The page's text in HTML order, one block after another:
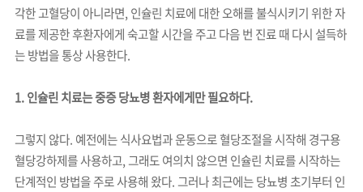
각한 고혈당이 아니라면, 인슐린 치료에 대한 오해를 불식시키기 위한 자
료를 제공한 후환자에게 숙고할 시간을 주고 다음 번 진료 때 다시 설득하
는 방법을 통상 사용한다.
1. 인슐린 치료는 중증 당뇨병 환자에게만 필요하다.
그렇지 않다. 예전에는 식사요법과 운동으로 혈당조절을 시작해 경구용
혈당강하제를 사용하고, 그래도 여의치 않으면 인슐린 치료를 시작하는
단계적인 방법을 주로 사용해 왔다. 그러나 최근에는 당뇨병 초기부터 인